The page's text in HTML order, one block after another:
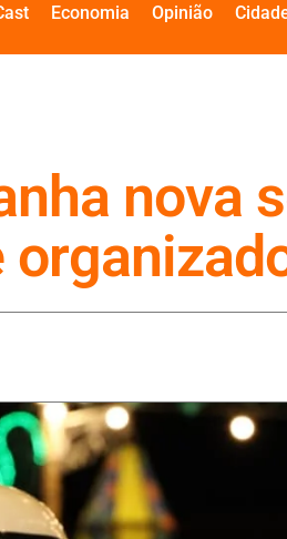
Economia Opinião
nova